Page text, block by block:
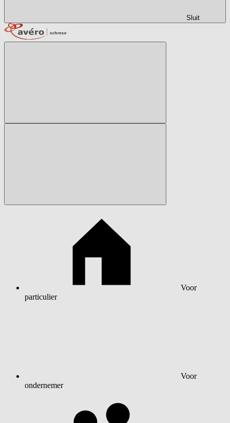
Sluit
Voor
particulier
Voor
ondernemer